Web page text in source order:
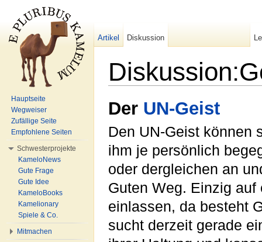
Der UN-Geist
Den UN-Geist können
ihm je persönlich
oder dergleichen an
Guten Weg. Einzig
einlassen, da besteht
sucht derzeit gerade
Artikel Diskussion
Hauptseite
Wegweiser
Zufällige Seite
Empfohlene Seiten
Schwesterprojekte
KameloNews
Gute Frage
Gute Idee
KameloBooks
Kamelionary
Spiele & Co.
Mitmachen